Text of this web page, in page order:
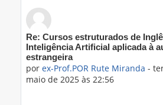
Em resposta a 'Prof.ING Ana
Re: Cursos estruturados de
Inteligência Artificial aplicada à
estrangeira
porex-Prof.POR Rute Miranda -
maio de 2025 às 22:56